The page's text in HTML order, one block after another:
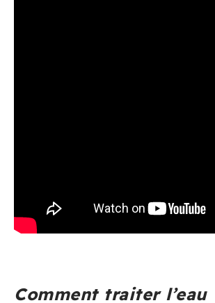
Comment traiter l’eau